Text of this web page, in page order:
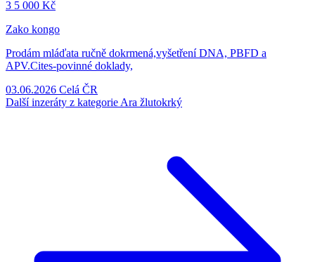
3 5 000 Kč
Zako kongo
Prodám mláďata ručně dokrmená,vyšetření DNA, PBFD a
APV.Cites-povinné doklady,
03.06.2026 Celá ČR
Další inzeráty z kategorie Ara žlutokrký